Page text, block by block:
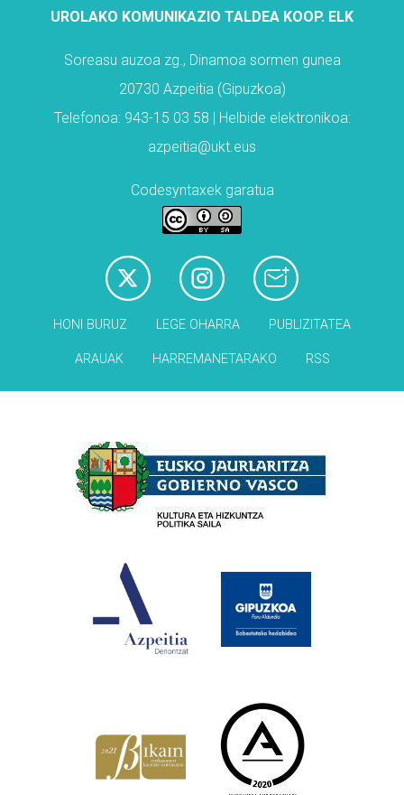
UROLAKO KOMUNIKAZIO TALDEA KOOP. ELK
Soreasu auzoa zg., Dinamoa sormen gunea
20730 Azpeitia (Gipuzkoa)
Telefonoa: 943-15 03 58 | Helbide elektronikoa:
azpeitia@ukt.eus
Codesyntaxek garatua
HONI BURUZ LEGE OHARRA PUBLIZITATEA
ARAUAK HARREMANETARAKO RSS